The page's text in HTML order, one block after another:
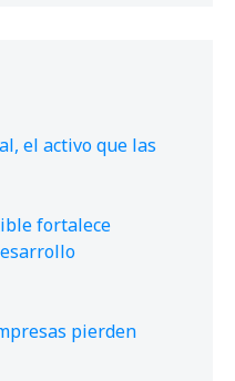
el activo que las
fortalece
pierden